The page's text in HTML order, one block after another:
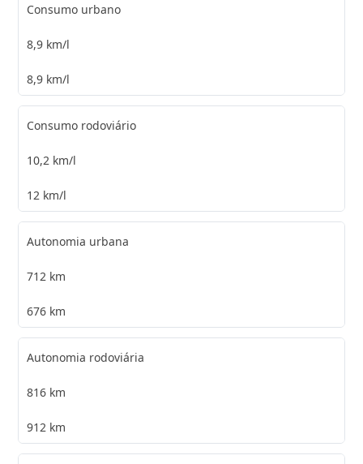
Consumo urbano
8,9 km/l
8,9 km/l
Consumo rodoviário
10,2 km/l
12 km/l
Autonomia urbana
712 km
676 km
Autonomia rodoviária
816 km
912 km